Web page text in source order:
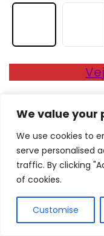
We value your
We use cookies to
serve personalised
traffic. By clicking
of cookies.
Customise
Prós
Feita para
Grava em
Fácil de usar
Contras